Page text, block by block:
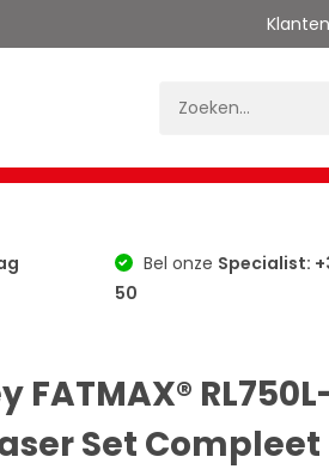
Bel onze Specialist:
50
FATMAX®
Set Compleet